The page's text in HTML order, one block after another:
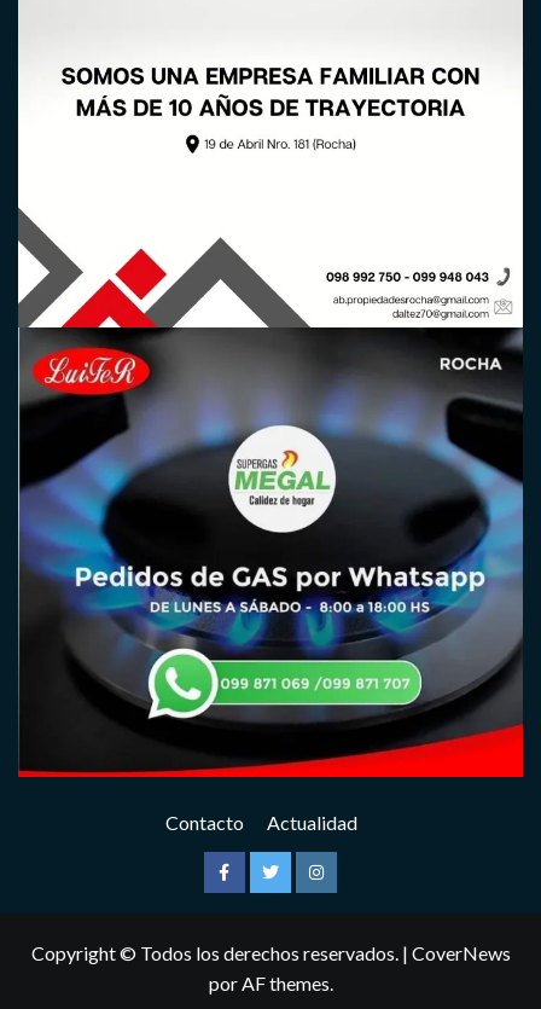
Contacto Actualidad
FacebookTwitterInstagram
Copyright © Todos los derechos reservados. | CoverNews
por AF themes.